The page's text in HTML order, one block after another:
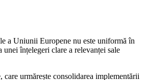
a Uniunii Europene nu este uniformă în
înțelegeri clare a relevanței sale
urmărește consolidarea implementării